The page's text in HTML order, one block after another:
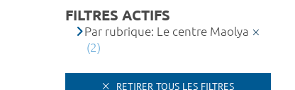
FILTRES ACTIFS
Par rubrique: Le centre Maolya
(2)
RETIRER TOUS LES FILTRES